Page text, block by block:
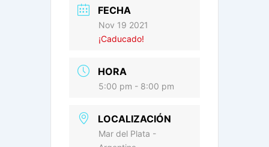
FECHA
Nov 19 2021
¡Caducado!
HORA
5:00 pm - 8:00 pm
LOCALIZACIÓN
Mar del Plata -